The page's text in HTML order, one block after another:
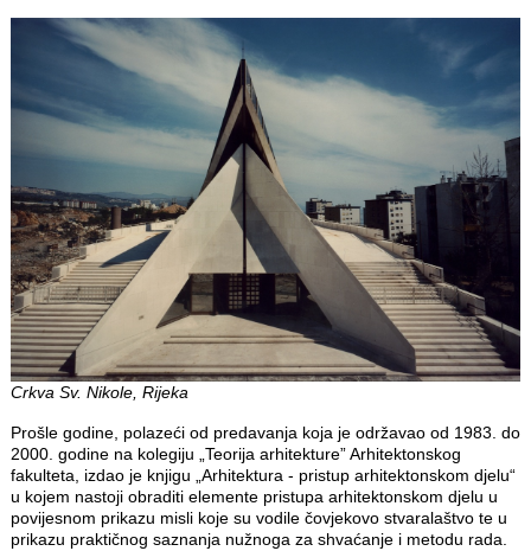
Crkva Sv. Nikole, Rijeka
Prošle godine, polazeći od predavanja koja je održavao od 1983. do
2000. godine na kolegiju „Teorija arhitekture” Arhitektonskog
fakulteta, izdao je knjigu „Arhitektura - pristup arhitektonskom djelu“
u kojem nastoji obraditi elemente pristupa arhitektonskom djelu u
povijesnom prikazu misli koje su vodile čovjekovo stvaralaštvo te u
prikazu praktičnog saznanja nužnoga za shvaćanje i metodu rada.